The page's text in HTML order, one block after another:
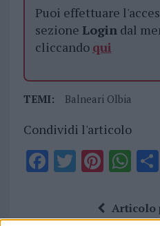
Puoi effettuare
sezione Logindal
cliccando qui
TEMI: Balneari Olbia
Condividi l'articolo
F T Pi
te
W
at
S
Articolo